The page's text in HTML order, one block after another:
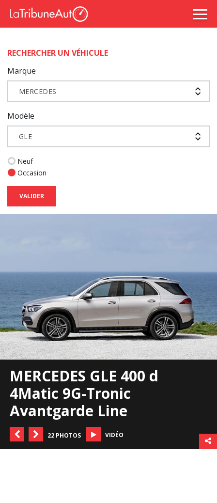
RECHERCHER UN VÉHICULE
Marque
MERCEDES
Modèle
GLE
Neuf
Occasion
VALIDER
MERCEDES GLE 400 d
4Matic 9G-Tronic
Avantgarde Line
22 PHOTOS VIDÉO